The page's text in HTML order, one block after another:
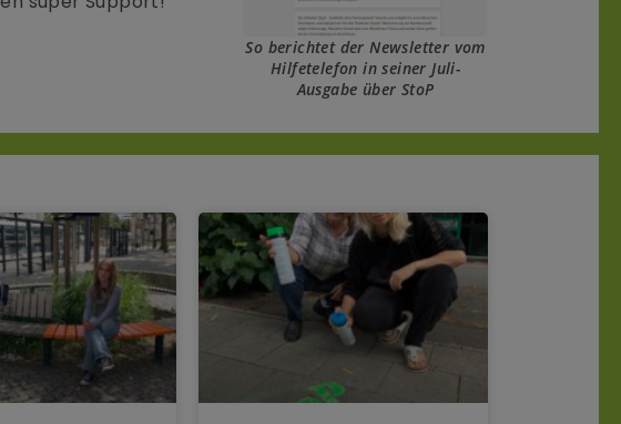
So berichtet der Newsletter vom
Hilfetelefon in seiner Juli-
Ausgabe über StoP